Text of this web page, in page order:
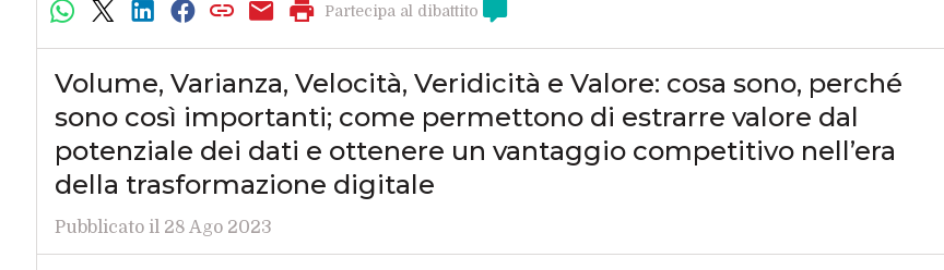
Partecipa al dibattito
Volume, Varianza, Velocità, Veridicità e Valore: cosa sono, perché
sono così importanti; come permettono di estrarre valore dal
potenziale dei dati e ottenere un vantaggio competitivo nell’era
della trasformazione digitale
Pubblicato il 28 Ago 2023